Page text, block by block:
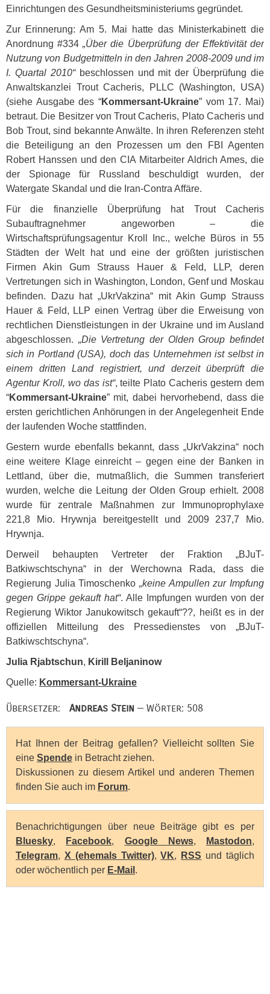
Einrichtungen des Gesundheitsministeriums gegründet.
Zur Erinnerung: Am 5. Mai hatte das Ministerkabinett die
Anordnung #334„Über die Überprüfung der Effektivität der
Nutzung von Budgetmitteln in den Jahren 2008-2009 und im
I. Quartal 2010“beschlossen und mit der Überprüfung die
Anwaltskanzlei Trout Cacheris,
PLLC (Washington, USA)
(siehe Ausgabe des “Kommersant-Ukraine” vom 17. Mai)
betraut. Die Besitzer von Trout Cacheris, Plato Cacheris und
Bob Trout, sind bekannte Anwälte. In ihren Referenzen steht
die Beteiligung an den Prozessen um den
FBI
Agenten
Robert Hanssen und den CIA Mitarbeiter Aldrich Ames, die
der Spionage für Russland beschuldigt wurden, der
Watergate Skandal und die Iran-Contra Affäre.
Für die finanzielle Überprüfung hat Trout Cacheris
Subauftragnehmer angeworben – die
Wirtschaftsprüfungsagentur Kroll Inc., welche Büros in 55
Städten der Welt hat und eine der größten juristischen
Firmen Akin Gum Strauss Hauer & Feld,
LLP, deren
Vertretungen sich in Washington, London, Genf und Moskau
befinden. Dazu hat „UkrVakzina“ mit Akin Gump Strauss
Hauer & Feld, LLP einen Vertrag über die Erweisung von
rechtlichen Dienstleistungen in der Ukraine und im Ausland
abgeschlossen. „Die Vertretung der Olden Group befindet
sich in Portland (USA), doch das Unternehmen ist selbst in
einem dritten Land registriert, und derzeit überprüft die
Agentur Kroll, wo das ist“, teilte Plato Cacheris gestern dem
“Kommersant-Ukraine” mit, dabei hervorhebend, dass die
ersten gerichtlichen Anhörungen in der Angelegenheit Ende
der laufenden Woche stattfinden.
Gestern wurde ebenfalls bekannt, dass „UkrVakzina“ noch
eine weitere Klage einreicht – gegen eine der Banken in
Lettland, über die, mutmaßlich, die Summen transferiert
wurden, welche die Leitung der Olden Group erhielt. 2008
wurde für zentrale Maßnahmen zur Immunoprophylaxe
221,8 Mio. Hrywnja bereitgestellt und 2009 237,7 Mio.
Hrywnja.
Derweil behaupten Vertreter der Fraktion „BJuT-
Batkiwschtschyna“ in der Werchowna Rada, dass die
Regierung Julia Timoschenko „keine Ampullen zur Impfung
gegen Grippe gekauft hat“. Alle Impfungen wurden von der
Regierung Wiktor Janukowitsch gekauft“??, heißt es in der
offiziellen Mitteilung des Pressedienstes von „BJuT-
Batkiwschtschyna“.
Julia Rjabtschun, Kirill Beljaninow
Quelle: Kommersant-Ukraine
Übersetzer: Andreas Stein — Wörter: 508
Hat Ihnen der Beitrag gefallen? Vielleicht sollten Sie
eine Spende in Betracht ziehen.
Diskussionen zu diesem Artikel und anderen Themen
finden Sie auch im Forum.
Benachrichtigungen über neue Beiträge gibt es per
Bluesky, Facebook, Google News, Mastodon,
Telegram, X (ehemals Twitter),VK, RSS und täglich
oder wöchentlich per E-Mail .